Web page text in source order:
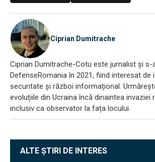
Ciprian Dumitrache
Ciprian Dumitrache-Cotu este jurnalist și s-
DefenseRomania în 2021, fiind interesat de
securitate și război informațional.
evoluțiile din Ucraina încă dinaintea invaziei
inclusiv ca observator la fața locului.
ALTE ȘTIRI DE INTERES